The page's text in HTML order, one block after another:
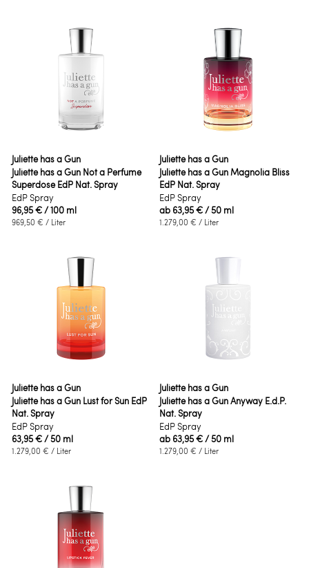
Juliette has a Gun
Juliette has a Gun Not a Perfume
Superdose EdP Nat. Spray
EdP Spray
96,95 €/ 100 ml
969,50 € / Liter
Juliette has a Gun
Juliette has a Gun Magnolia Bliss
EdP Nat. Spray
EdP Spray
ab 63,95 €/ 50 ml
1.279,00 € / Liter
Juliette has a Gun
Juliette has a Gun Lust for Sun EdP
Nat. Spray
EdP Spray
63,95 €/ 50 ml
1.279,00 € / Liter
Juliette has a Gun
Juliette has a Gun Anyway E.d.P.
Nat. Spray
EdP Spray
ab 63,95 €/ 50 ml
1.279,00 € / Liter